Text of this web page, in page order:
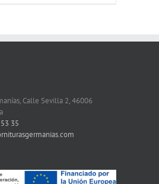
Calle Sevilla 2, 46006
35